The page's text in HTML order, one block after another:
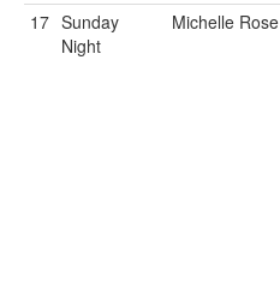
17 Sunday
Night
Michelle Rose